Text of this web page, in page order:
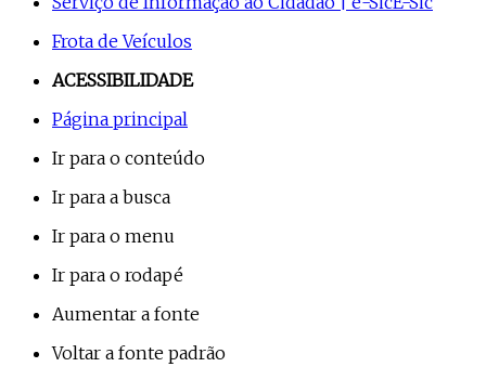
Frota de Veículos
ACESSIBILIDADE
Página principal
Ir para o conteúdo
Ir para a busca
Ir para o menu
Ir para o rodapé
Aumentar a fonte
Voltar a fonte padrão